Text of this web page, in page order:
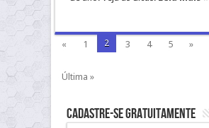
« 1 2 3 4 5
»
Última »
Cadastre-se gratuitamente